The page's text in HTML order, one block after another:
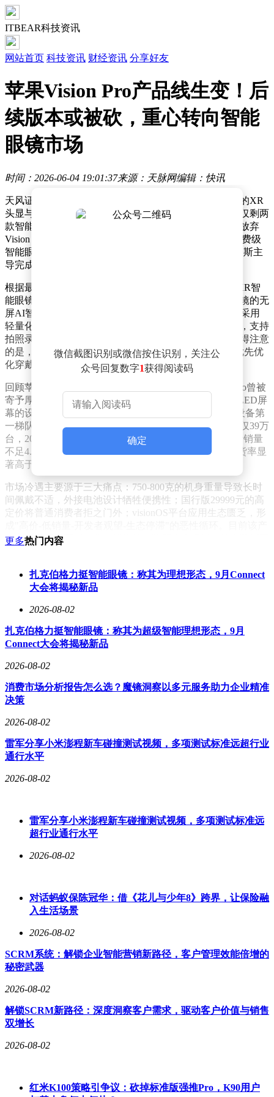
ITBEAR科技资讯
网站首页 科技资讯 财经资讯 分享好友
苹果Vision Pro产品线生变！后
续版本或被砍，重心转向智能
眼镜市场
时间：2026-06-04 19:01:37来源：天脉网编辑：快讯
天风证券分析师郭明錤近日披露，苹果公司一年前制定的XR
头显与智能眼镜产品规划已发生重大调整，原路线图中仅剩两
款智能眼镜项目仍按计划推进。据其透露，苹果已决定放弃
Vision Pro产品线，转而集中资源开发更具市场潜力的消费级
智能眼镜，这一战略转向由下一任CEO候选人约翰·特努斯主
导完成。
根据最新产业链调研，苹果搭载光学波导显示屏的AR/XR智
能眼镜上市时间将推迟至2029年，而定位更接近传统眼镜的无
屏AI智能眼镜仍计划于2027年量产。这款消费级产品将采用
轻量化设计，配备竖向椭圆形摄像头、扬声器与麦克风，支持
拍照录像、音乐播放、语音交互及导航等基础功能。值得注意
的是，苹果首款智能眼镜暂未集成AR显示技术，而是优先优
化穿戴舒适度与AI交互能力。
回顾苹果头显业务发展轨迹，2023年6月发布的Vision Pro曾被
寄予厚望。这款搭载M2+R1双芯片、单眼4K级Micro-OLED屏
幕的设备，凭借眼球追踪与手势操控技术跻身全球MR设备第
一梯队。然而市场表现远低于预期：2024年全球出货量仅39万
台，2025年10月推出的M5芯片改款机型，第四季度预计销量
不足4.5万台。截至2026年4月，累计销量约60万台，退货率显
著高于苹果其他产品线。
市场冷遇主要源于三大痛点：750-800克的机身重量导致长时
间佩戴不适，外接电池设计牺牲便携性；国行版29999元的高
定价将普通消费者拒之门外；visionOS平台应用生态匮乏，形
品主要应用于高端办公、博物馆展陈等小众场景，被多数消费
针对头显业务调整，科技记者马克·古尔曼提出不同观察视
角。他指出苹果正在研发更轻薄的头显设备，但受制于减重与
市。关于消费级智能眼镜，古尔曼确认发布时间延后至2027年
底，并强调库克将该项目列为任内核心战略，要求在交班前完
成关键技术突破。这款产品被视为苹果抢占智能穿戴市场的重
要布局，其健康监测与AR功能将通过后续迭代逐步完善。
VR/AR设备陷入增长瓶颈时，具备日常穿戴属性的智能眼镜
正成为新风口。雷朋与me
实力与生态系统优势，若能在穿戴舒适度、续航能力及AI交
互体验上实现突破，有望重新定义智能眼镜市场格局。
微信截图识别或微信按住识别，关注公
众号回复数字1获得阅读码
确定
更多热门内容
扎克伯格力挺智能眼镜：称其为理想形态，9月Connect
大会将揭秘新品
2026-08-02
扎克伯格力挺智能眼镜：称其为超级智能理想形态，9月
Connect大会将揭秘新品
2026-08-02
消费市场分析报告怎么选？魔镜洞察以多元服务助力企业精准
决策
2026-08-02
雷军分享小米澎程新车碰撞测试视频，多项测试标准远超行业
通行水平
2026-08-02
雷军分享小米澎程新车碰撞测试视频，多项测试标准远
超行业通行水平
2026-08-02
对话蚂蚁保陈冠华：借《花儿与少年8》跨界，让保险融
入生活场景
2026-08-02
SCRM系统：解锁企业智能营销新路径，客户管理效能倍增的
秘密武器
2026-08-02
解锁SCRM新路径：深度洞察客户需求，驱动客户价值与销售
双增长
2026-08-02
红米K100策略引争议：砍掉标准版强推Pro，K90用户